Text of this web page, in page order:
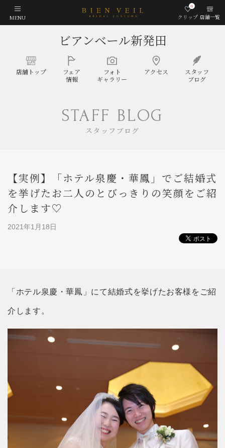
MENU クリップ
0
店舗一覧
ビアンベール新発田
店舗トップ
フェア
情報
フォト
ギャラリー
アクセス
スタッフ
ブログ
STAFF BLOG
スタッフブログ
【実例】「ホテル泉慶・華鳳」でご結婚式
を挙げたお二人のとびっきりの笑顔をご紹
介します♡
2021年1月18日
「ホテル泉慶・華鳳」にて結婚式を挙げたお客様をご紹
介します。